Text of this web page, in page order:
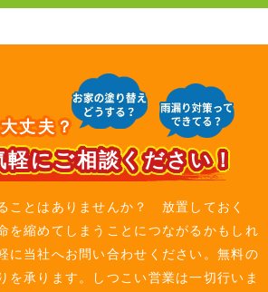
丈夫？
にご相談ください！
ことはありませんか？ 放置しておく
を縮めてしまうことにつながるかもしれ
に当社へお問い合わせください。無料の
を承ります。しつこい営業は一切行いま